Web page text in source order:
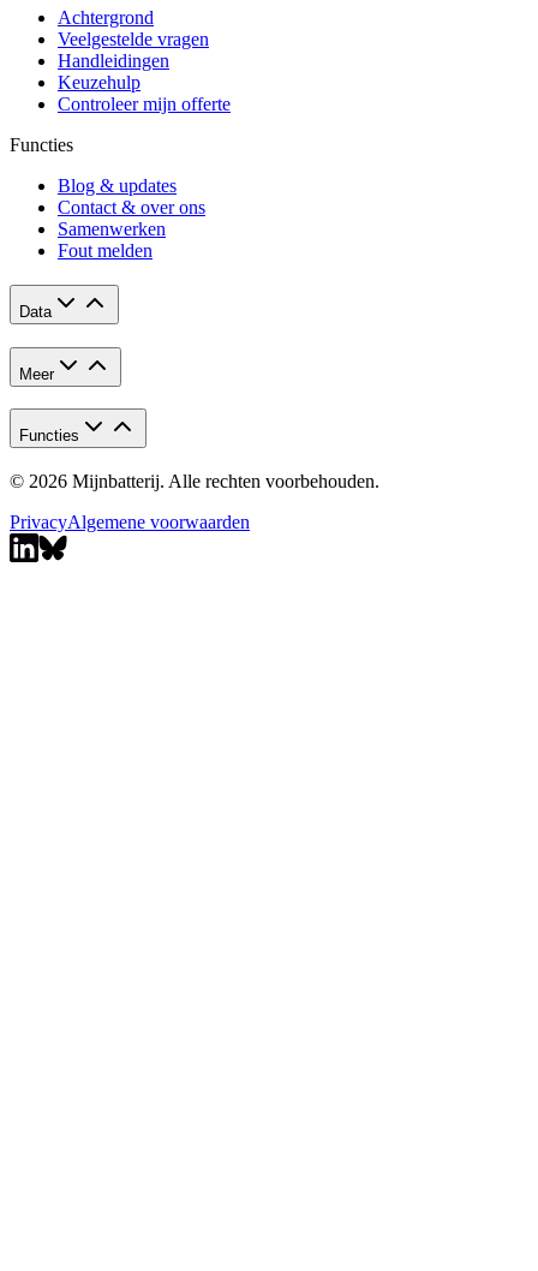
Achtergrond
Veelgestelde vragen
Handleidingen
Keuzehulp
Controleer mijn offerte
Functies
Blog & updates
Contact & over ons
Samenwerken
Fout melden
Data
Meer
Functies
© 2026 Mijnbatterij. Alle rechten voorbehouden.
PrivacyAlgemene voorwaarden